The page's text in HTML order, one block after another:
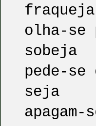
fraqueja
olha-se
sobeja
pede-
seja